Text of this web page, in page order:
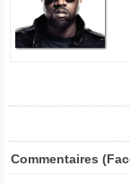
Commentaires